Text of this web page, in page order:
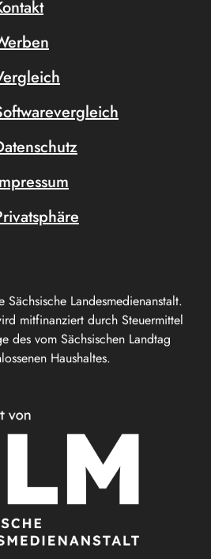
Landesmedienanstalt.
mitfinanziert durch Steuermittel
des vom Sächsischen Landtag
Haushaltes.